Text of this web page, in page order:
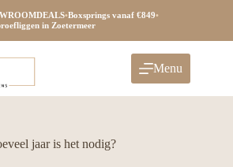
•Boxsprings vanaf €849•
in Zoetermeer
Menu
jaar is het nodig?